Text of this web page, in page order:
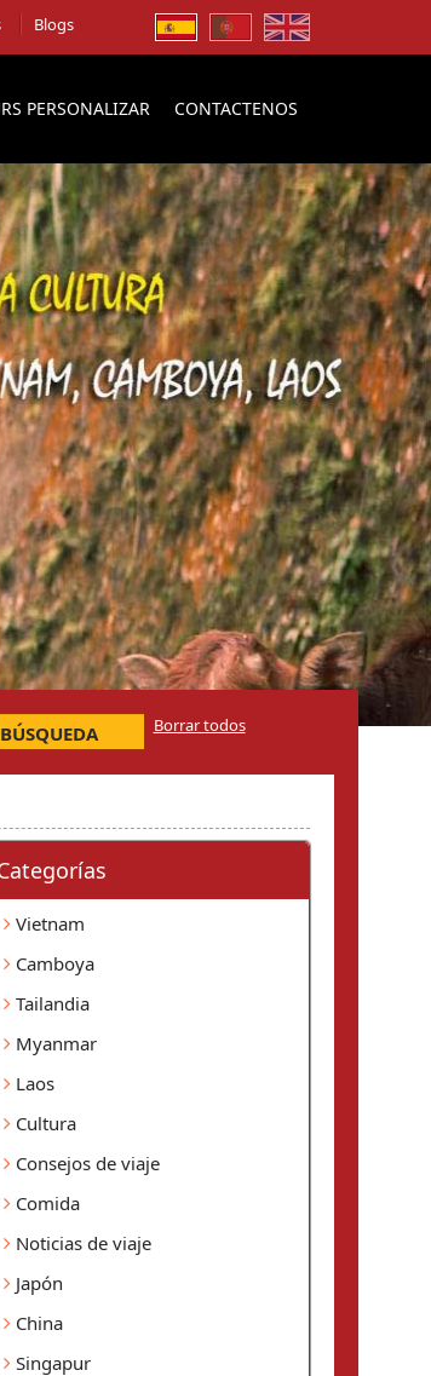
Blogs
PERSONALIZAR CONTACTENOS
BÚSQUEDA Borrar todos
Vietnam
Camboya
Tailandia
Myanmar
Laos
Cultura
Consejos de viaje
Comida
Noticias de viaje
Japón
China
Singapur